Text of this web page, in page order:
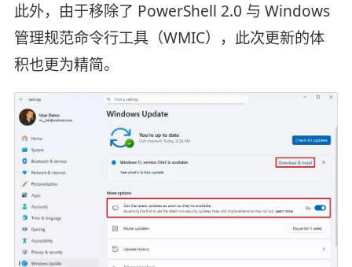
此外，由于移除了 PowerShell 2.0 与 Windows
管理规范命令行工具（WMIC），此次更新的体
积也更为精简。